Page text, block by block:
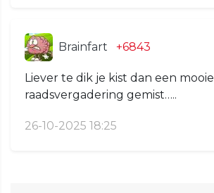
Brainfart +6843
Liever te dik je kist dan een mooie
raadsvergadering gemist…..
26-10-2025 18:25